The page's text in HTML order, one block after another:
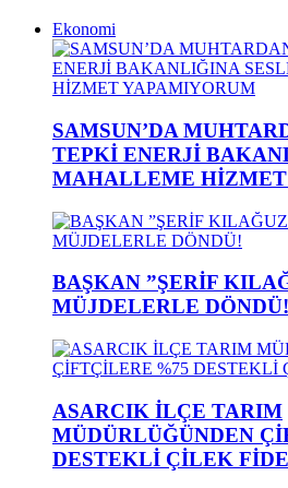
Ekonomi
SAMSUN’DA
TEPKİ ENERJİ
MAHALLEME
BAŞKAN ”ŞERİF
MÜJDELERLE DÖNDÜ!
ASARCIK İLÇE TARIM
MÜDÜRLÜĞÜNDEN
DESTEKLİ ÇİLEK